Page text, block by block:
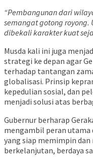
“Pembangunan dari
semangat gotong
dibekali karakter kuat
Musda kali ini juga
strategi ke depan agar
terhadap tantangan
globalisasi. Prinsip
kepedulian sosial, dan
menjadi solusi atas
Gubernur berharap
mengambil peran utama
yang siap memimpin dan
berkelanjutan, berdaya